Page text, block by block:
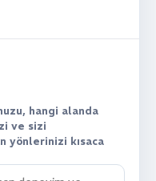
hangi alanda
ve sizi
yönlerinizi kısaca